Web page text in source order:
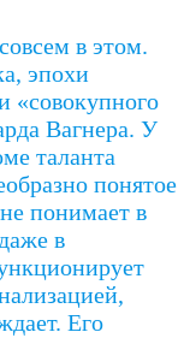
в этом.
эпохи
«совокупного
Вагнера. У
таланта
понятое
понимает в
в
Его